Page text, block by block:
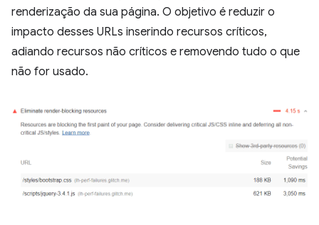
renderização da sua página. O objetivo é reduzir o
impacto desses URLs inserindo recursos críticos,
adiando recursos não críticos e removendo tudo o que
não for usado.